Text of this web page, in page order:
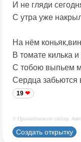
И не гляди
С утра уже
На нём
В томате килька и
С тобою выпьем
Сердца забьются
19
© Принадлежит сайту.
Создать открытку